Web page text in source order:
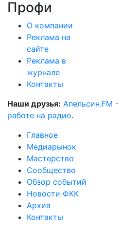
Профи
О компании
Реклама на
сайте
Реклама в
журнале
Контакты
Наши друзья: Апельсин.FM
работе на радио.
Главное
Медиарынок
Мастерство
Сообщество
Обзор событий
Новости ФКК
Архив
Контакты